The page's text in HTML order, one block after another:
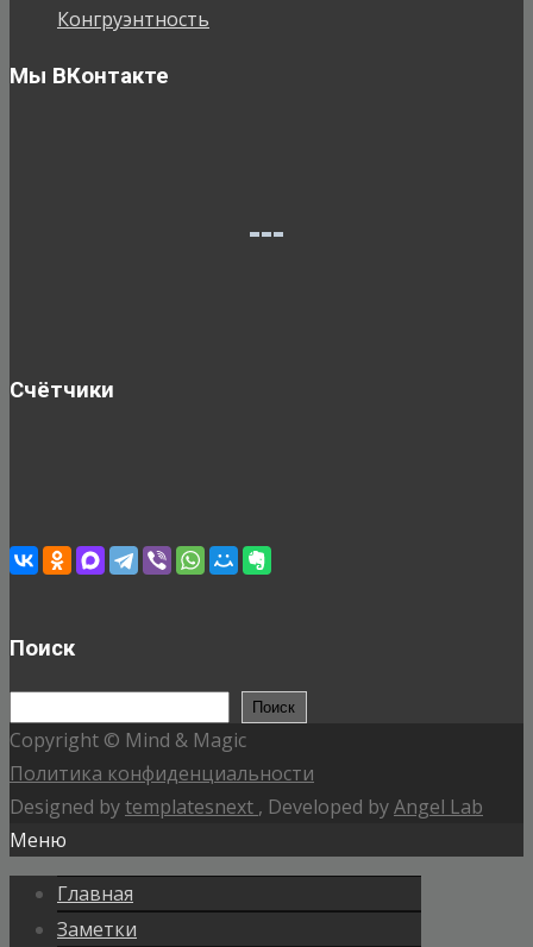
Конгруэнтность
Мы ВКонтакте
Счётчики
Поиск
Поиск
Copyright © Mind & Magic
Политика конфиденциальности
Designed bytemplatesnext , Developed byAngel Lab
Меню
Главная
Заметки